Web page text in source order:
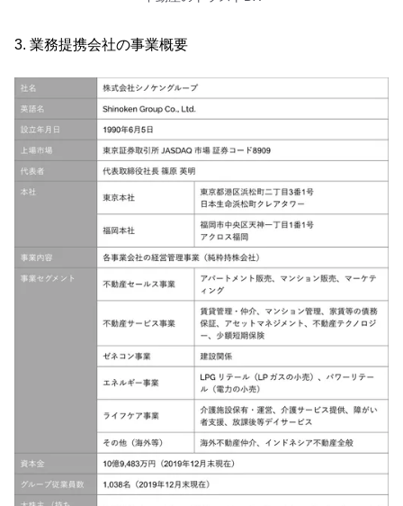
3. 業務提携会社の事業概要